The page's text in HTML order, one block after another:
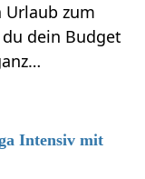
Urlaub zum
dein Budget
Intensiv mit